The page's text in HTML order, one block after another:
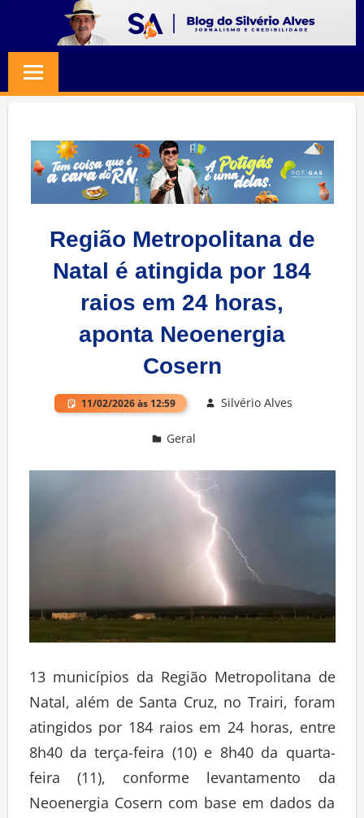
content
SILVERIO
ALVES
Jornalismo
Credibilidade
Região Metropolitana de
Natal é atingida por 184
raios em 24 horas,
aponta Neoenergia
Cosern
11/02/2026 às 12:59 Silvério Alves
Geral
13 municípios da Região Metropolitana de
Natal, além de Santa Cruz, no Trairi, foram
atingidos por 184 raios em 24 horas, entre
8h40 da terça-feira (10) e 8h40 da quarta-
feira (11), conforme levantamento da
Neoenergia Cosern com base em dados da